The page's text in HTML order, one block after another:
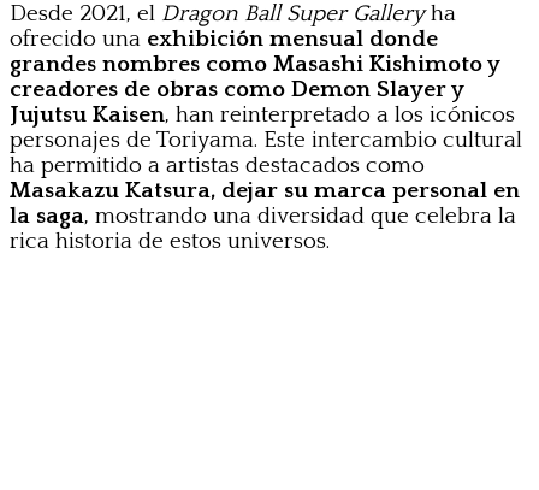
Desde 2021, el Dragon Ball Super Galleryha
ofrecido una exhibición mensual donde
grandes nombres como Masashi Kishimoto y
creadores de obras como Demon Slayer y
Jujutsu Kaisen, han reinterpretado a los icónicos
personajes de Toriyama. Este intercambio cultural
ha permitido a artistas destacados como
Masakazu Katsura, dejar su marca personal en
la saga, mostrando una diversidad que celebra la
rica historia de estos universos.